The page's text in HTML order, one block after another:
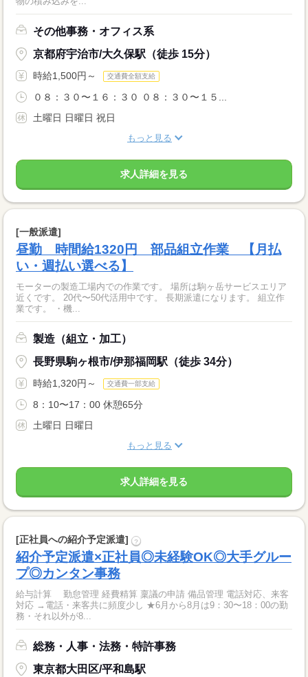
その他事務・オフィス系
京都府宇治市/大久保駅（徒歩 15分）
時給1,500円～ 交通費全額支給
０８：３０〜１６：３０ ０８：３０〜１５...
土曜日 日曜日 祝日
もっと見る
求人詳細を見る
[一般派遣]
昼勤 時間給1320円 部品組立作業 【月払
い・週払い選べる】
モーターの製造工場内での作業です。 場所は駒ヶ岳サービスエリア
近くです。 20代〜50代活用中です。 長期派遣になります。 組立作
業です。 ・機...
製造（組立・加工）
長野県駒ヶ根市/伊那福岡駅（徒歩 34分）
時給1,320円～ 交通費一部支給
8：10〜17：00 休憩65分
土曜日 日曜日
もっと見る
求人詳細を見る
[正社員への紹介予定派遣] ?
紹介予定派遣×正社員◎未経験OK◎大手グルー
プ◎カンタン事務
給与計算 勤怠管理 経費精算 稟議の申請 備品管理 電話対応、来客
対応 →電話・来客共に頻度少し ★6月から8月は9：30〜18：00の勤
務・それ以外が8...
総務・人事・法務・特許事務
東京都大田区/平和島駅